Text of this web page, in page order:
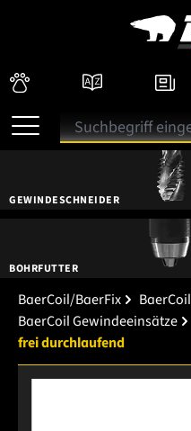
GEWINDESCHNEIDER
BOHRFUTTER
BaerCoil/BaerFix
BaerCoil
BaerCoil Gewindeeinsätze
frei durchlaufend